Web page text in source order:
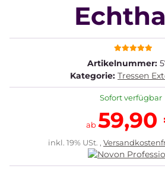
Artikelnummer:
Kategorie: Tressen
Sofort verfügbar
ab59,90
inkl. 19% USt. ,